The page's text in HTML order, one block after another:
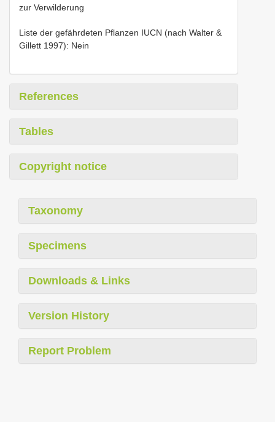
zur Verwilderung
Liste der gefährdeten Pflanzen IUCN (nach Walter &
Gillett 1997): Nein
References
Tables
Copyright notice
Taxonomy
Specimens
Downloads & Links
Version History
Report Problem